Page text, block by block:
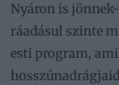
Nyáron is
ráadásul szinte
esti program,